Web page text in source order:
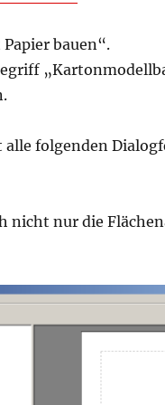
bauen“.
folgenden
nicht nur die